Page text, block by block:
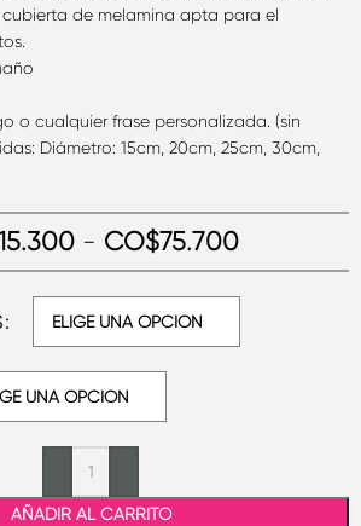
de melamina apta para el
o cualquier frase personalizada. (sin
Diámetro: 15cm, 20cm, 25cm, 30cm,
- CO$75.700
AÑADIR AL CARRITO